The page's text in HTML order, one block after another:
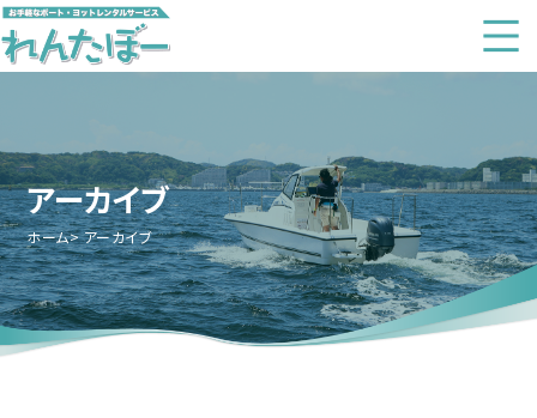
アーカイブ
ホーム アーカイブ